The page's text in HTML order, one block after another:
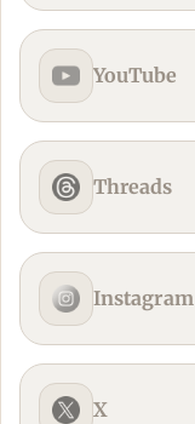
YouTube
Threads
Instagram
X